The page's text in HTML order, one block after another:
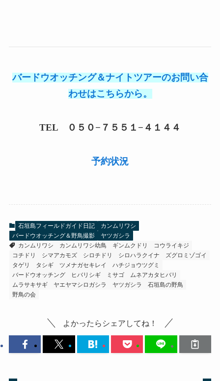
バードウオッチング＆ナイトツアーのお問い合
わせはこちらから。
TEL ０５０−７５５１−４１４４
予約状況
石垣島フィールドガイド日記
カンムリワシ
バードウオッチング＆野鳥撮影
ヤツガシラ
カンムリワシ
カンムリワシ幼鳥 ギンムクドリ
コウライキジ
コチドリ
シマアカモズ シロチドリ シロハラクイナ
ズグロミゾゴイ
タゲリ
タシギ ツメナガセキレイ
ハチジョウツグミ
バードウオッチング
ヒバリシギ ミサゴ
ムネアカタヒバリ
ムラサキサギ
ヤエヤマシロガシラ ヤツガシラ
石垣島の野鳥
野鳥の会
よかったらシェアしてね！